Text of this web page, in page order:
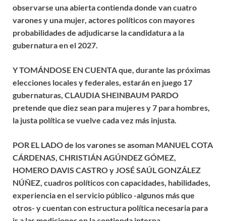
observarse una abierta contienda donde van cuatro
varones y una mujer, actores políticos con mayores
probabilidades de adjudicarse la candidatura a la
gubernatura en el 2027.
Y TOMÁNDOSE EN CUENTA que, durante las próximas
elecciones locales y federales, estarán en juego 17
gubernaturas, CLAUDIA SHEINBAUM PARDO
pretende que diez sean para mujeres y 7 para hombres,
la justa política se vuelve cada vez más injusta.
POR EL LADO de los varones se asoman MANUEL COTA
CÁRDENAS, CHRISTIÁN AGÚNDEZ GÓMEZ,
HOMERO DAVIS CASTRO y JOSÉ SAÚL GONZÁLEZ
NÚÑEZ, cuadros políticos con capacidades, habilidades,
experiencia en el servicio público -algunos más que
otros- y cuentan con estructura política necesaria para